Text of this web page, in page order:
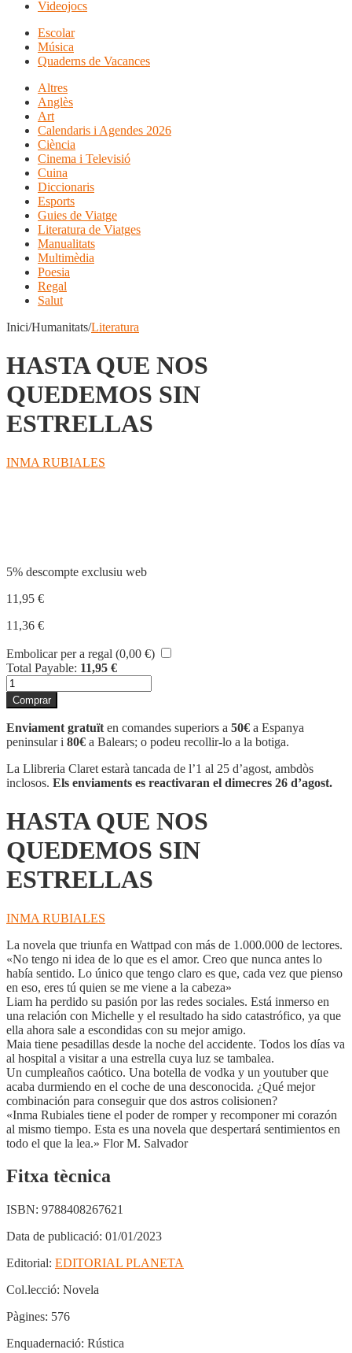
Videojocs
Escolar
Música
Quaderns de Vacances
Altres
Anglès
Art
Calendaris i Agendes 2026
Ciència
Cinema i Televisió
Cuina
Diccionaris
Esports
Guies de Viatge
Literatura de Viatges
Manualitats
Multimèdia
Poesia
Regal
Salut
Inici/Humanitats/Literatura
HASTA QUE NOS
QUEDEMOS SIN
ESTRELLAS
INMA RUBIALES
5% descompte exclusiu web
11,95 €
11,36 €
Embolicar per a regal (0,00 €)
Total Payable: 11,95 €
quantitat
de
HASTA
QUE
NOS
QUEDEMOS
SIN
ESTRELLAS
Comprar
Enviament gratuït en comandes superiors a 50€ a Espanya
peninsular i 80€ a Balears; o podeu recollir-lo a la botiga.
La Llibreria Claret estarà tancada de l’1 al 25 d’agost, ambdòs
inclosos. Els enviaments es reactivaran el dimecres 26 d’agost.
HASTA QUE NOS
QUEDEMOS SIN
ESTRELLAS
INMA RUBIALES
La novela que triunfa en Wattpad con más de 1.000.000 de lectores.
«No tengo ni idea de lo que es el amor. Creo que nunca antes lo
había sentido. Lo único que tengo claro es que, cada vez que pienso
en eso, eres tú quien se me viene a la cabeza»
Liam ha perdido su pasión por las redes sociales. Está inmerso en
una relación con Michelle y el resultado ha sido catastrófico, ya que
ella ahora sale a escondidas con su mejor amigo.
Maia tiene pesadillas desde la noche del accidente. Todos los días va
al hospital a visitar a una estrella cuya luz se tambalea.
Un cumpleaños caótico. Una botella de vodka y un youtuber que
acaba durmiendo en el coche de una desconocida. ¿Qué mejor
combinación para conseguir que dos astros colisionen?
«Inma Rubiales tiene el poder de romper y recomponer mi corazón
al mismo tiempo. Esta es una novela que despertará sentimientos en
todo el que la lea.» Flor M. Salvador
Fitxa tècnica
ISBN: 9788408267621
Data de publicació: 01/01/2023
Editorial: EDITORIAL PLANETA
Col.lecció: Novela
Pàgines: 576
Enquadernació: Rústica